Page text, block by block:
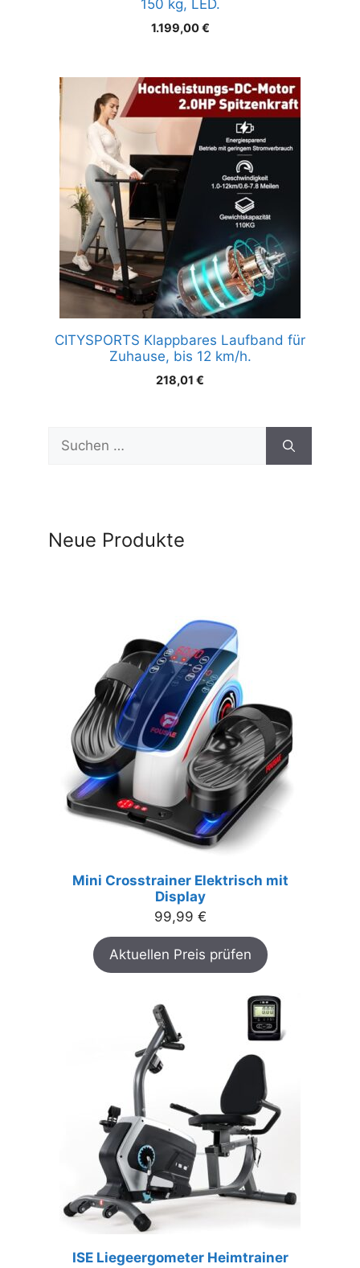
150 kg, LED.
1.199,00€
CITYSPORTS Klappbares Laufband für
Zuhause, bis 12 km/h.
218,01 €
Suchen
nach:
Neue Produkte
Mini Crosstrainer Elektrisch mit
Display
99,99 €
Aktuellen Preis prüfen
ISE Liegeergometer Heimtrainer